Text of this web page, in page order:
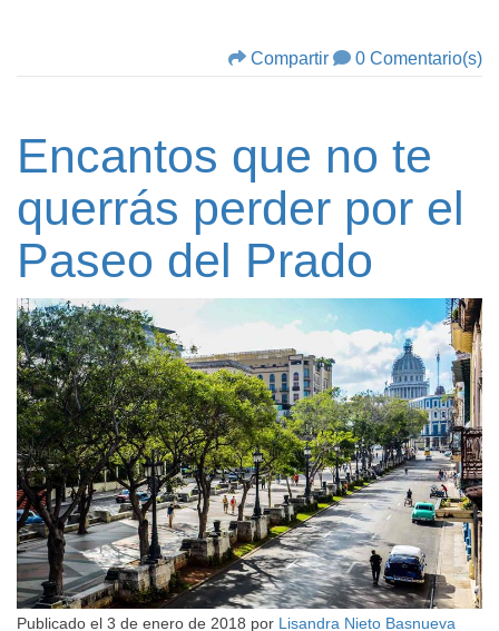
Compartir 0 Comentario(s)
Encantos que no te
querrás perder por el
Paseo del Prado
Publicado el 3 de enero de 2018 por Lisandra Nieto Basnueva